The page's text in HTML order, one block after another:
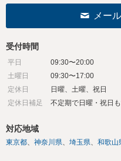
メー
受付時間
平日
09:30〜20:00
土曜日
09:30〜17:00
定休日
日曜、土曜、祝日
定休日補足
不定期で日曜・祝日
対応地域
東京都 神奈川県 埼玉県 和歌山